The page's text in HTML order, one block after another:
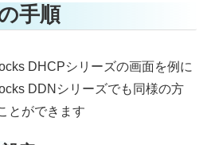
手順
DHCPシリーズの画面を例に
DDNシリーズでも同様の方
とができます